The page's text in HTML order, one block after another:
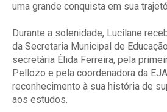
uma grande conquista em sua
Durante a solenidade, Lucilane
da Secretaria Municipal de
secretária Élida Ferreira, pela
Pellozo e pela coordenadora da
reconhecimento à sua história de
aos estudos.